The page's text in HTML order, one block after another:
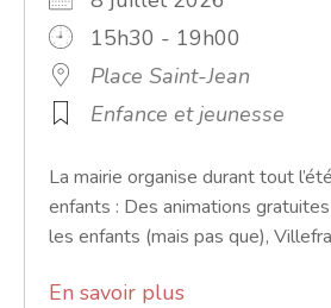
15h30 - 19h00
Place Saint-Jean
Enfance et jeunesse
La mairie organise durant tout
enfants : Des animations
les enfants (mais pas que),
En savoir plus